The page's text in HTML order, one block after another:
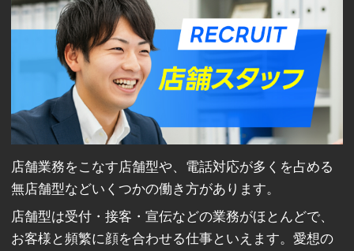
店舗業務をこなす店舗型や、電話対応が多くを占める
無店舗型などいくつかの働き方があります。
店舗型は受付・接客・宣伝などの業務がほとんどで、
お客様と頻繁に顔を合わせる仕事といえます。愛想の